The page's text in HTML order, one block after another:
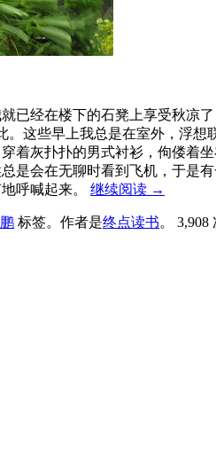
已经在楼下的石凳上享受秋
这些早上我总是在室外，浮
着灰扑扑的男式衬衫，佝偻着
是会在无聊时看到飞机，于是
呼喊起来。 继续阅读 →
标签。 作者是终点读书。
3,908